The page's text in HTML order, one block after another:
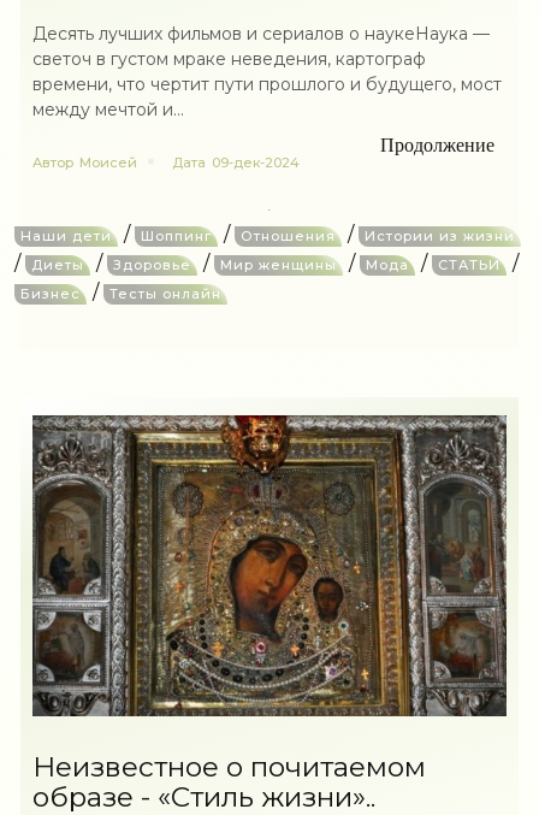
Десять лучших фильмов и сериалов о наукеНаука —
светоч в густом мраке неведения, картограф
времени, что чертит пути прошлого и будущего, мост
между мечтой и...
Продолжение
Автор Моисей Дата 09-дек-2024
Наши дети / Шоппинг / Отношения / Истории из жизни
/ Диеты / Здоровье / Мир женщины / Мода / СТАТЬИ /
Бизнес / Тесты онлайн
Неизвестное о почитаемом
образе - «Стиль жизни»..